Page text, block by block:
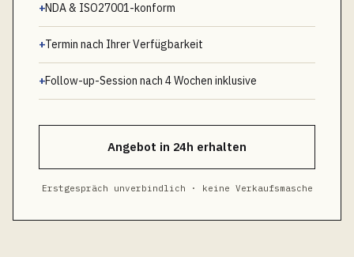
+NDA & ISO27001-konform
+Termin nach Ihrer Verfügbarkeit
+Follow-up-Session nach 4 Wochen inklusive
Angebot in 24h erhalten
Erstgespräch unverbindlich · keine Verkaufsmasche